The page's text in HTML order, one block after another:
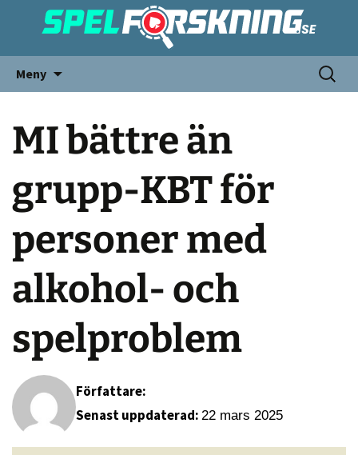
Meny
MI bättre än
grupp-KBT för
personer med
alkohol- och
spelproblem
Författare:
Senast uppdaterad: 22 mars 2025